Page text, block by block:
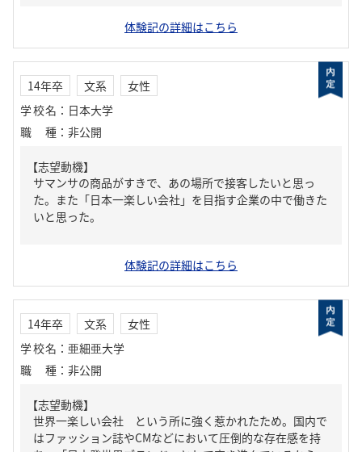
体験記の詳細はこちら
14年卒 文系
女性
学校名 ： 日本大学
職種 ： 非公開
【志望動機】
サマンサの商品がすきで、あの場所で接客したいと思っ
た。また「日本一楽しい会社」を目指す企業の中で働きた
いと思った。
体験記の詳細はこちら
14年卒 文系
女性
学校名 ： 亜細亜大学
職種 ： 非公開
【志望動機】
世界一楽しい会社 という所に強く惹かれたため。国内で
はファッション誌やCMなどにおいて圧倒的な存在感を持